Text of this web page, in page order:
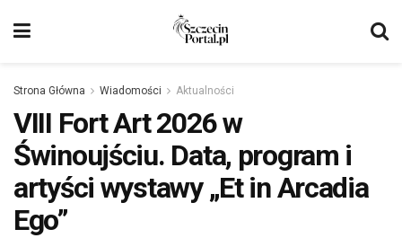
Strona Główna Wiadomości Aktualności
VIII Fort Art 2026 w
Świnoujściu. Data, program i
artyści wystawy „Et in Arcadia
Ego”